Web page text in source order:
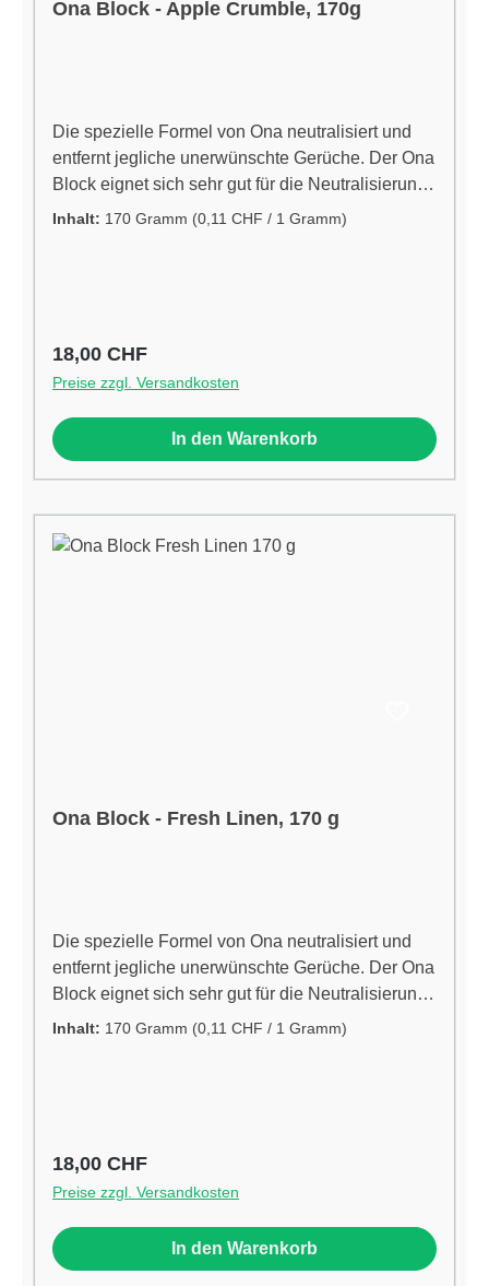
Ona Block - Apple Crumble, 170g
Die spezielle Formel von Ona neutralisiert und
entfernt jegliche unerwünschte Gerüche. Der Ona
Block eignet sich sehr gut für die Neutralisierung
von unerwünschten Gerüchen von Sporttaschen,
Gerüche entfernt werden müssen für ca. 15
Quadratmeterhttp://onaonline.com
Inhalt: 170 Gramm (0,11 CHF / 1 Gramm)
Regulärer Preis:
18,00 CHF
Preise zzgl. Versandkosten
In den Warenkorb
Ona Block - Fresh Linen, 170 g
Die spezielle Formel von Ona neutralisiert und
entfernt jegliche unerwünschte Gerüche. Der Ona
Block eignet sich sehr gut für die Neutralisierung
von unerwünschten Gerüchen von Sporttaschen,
Gerüche entfernt werden müssen für ca. 15
Quadratmeterhttp://onaonline.com
Inhalt: 170 Gramm (0,11 CHF / 1 Gramm)
Regulärer Preis:
18,00 CHF
Preise zzgl. Versandkosten
In den Warenkorb